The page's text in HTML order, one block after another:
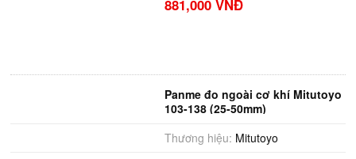
881,000 VNĐ
Panme đo ngoài cơ khí Mitutoyo
103-138 (25-50mm)
Thương hiệu: Mitutoyo